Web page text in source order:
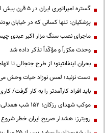
گستره امپراتوری ایران در ۵ قرن پیش از میلاد؛ تصویری از ایران ۲۵ قرن پیش
پزشکیان: تنها کسانی که در خیابان
ماجرای نصب سنگ مزار اکبر عبدی
وحدت مکرّراً و مؤکّداً تذکر داده شد
بحران اینفانتینو؛ از طرح جنجالی تا
دست نزنید؛ لمس نوزاد حیات وحش
باید افراد کارآمدتر را به کار
موکب شهدای رزکان؛ ۱۵۲ شب همدلی، خدمت و میزبانی از مردم ولایت‌مدار شهریار
رویترز: هشدار صریح ایران خطر